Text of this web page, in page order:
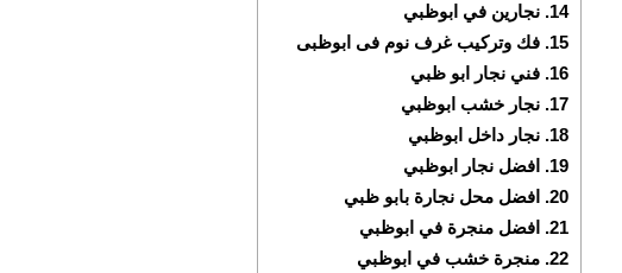
14. نجارين في ابوظبي
15. فك وتركيب غرف نوم فى ابوظبى
16. فني نجار ابو ظبي
17. نجار خشب ابوظبي
18. نجار داخل ابوظبي
19.
افضل نجار ابوظبي
20.
افضل محل نجارة بابو ظبي
21.
افضل منجرة في ابوظبي
22. منجرة خشب في ابوظبي